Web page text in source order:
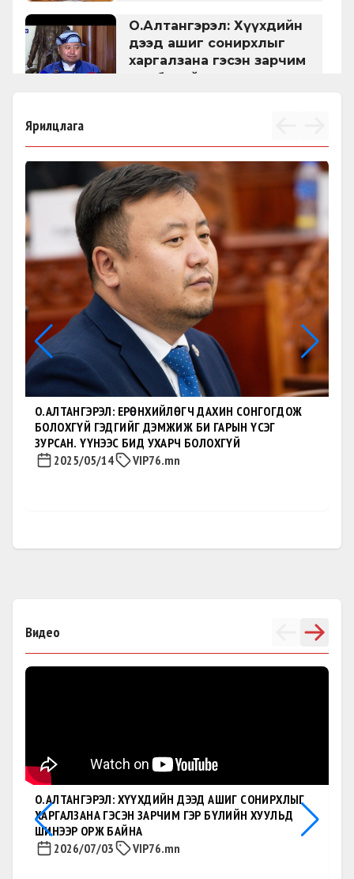
Эрүүгийн хэрэг хянан шийдвэрлэх
тухай
О.Алтангэрэл: Хүүхдийн
дээд ашиг сонирхлыг
харгалзана гэсэн зарчим
гэр бүлийн хуульд шинээр
1999 оноос хойш 4
удаагийн парламент
дамжиж батлагдлаа
2026.07.03 • 3 мин унших
Өвөрхангай аймгийн
Нарийнтээл суманд
хийгдэж буй инженерийн
шугам сүлжээний ажилтай
танилцлаа
2026.06.29 • 1 мин унших
Өвөрхангай аймгийн Есөнзүйл,
Баян-Өндөр сумдын
удирдлагуудтай уулзаж ажил
байдалтай нь танилцлаа
2026.06.29 • 1 мин унших
О.Алтангэрэл: Байгалийн
баялгийг тойрсон олон
Ярилцлага
О.АЛТАНГЭРЭЛ: ЕРӨНХИЙЛӨГЧ ДАХИН СОНГОГДОЖ
БОЛОХГҮЙ ГЭДГИЙГ ДЭМЖИЖ БИ ГАРЫН ҮСЭГ
ЗУРСАН. ҮҮНЭЭС БИД УХАРЧ БОЛОХГҮЙ
2025/05/14
VIP76.mn
Видео
О.АЛТАНГЭРЭЛ: ХҮҮХДИЙН ДЭЭД АШИГ СОНИРХЛЫГ
ХАРГАЛЗАНА ГЭСЭН ЗАРЧИМ ГЭР БҮЛИЙН ХУУЛЬД
ШИНЭЭР ОРЖ БАЙНА
2026/07/03
VIP76.mn